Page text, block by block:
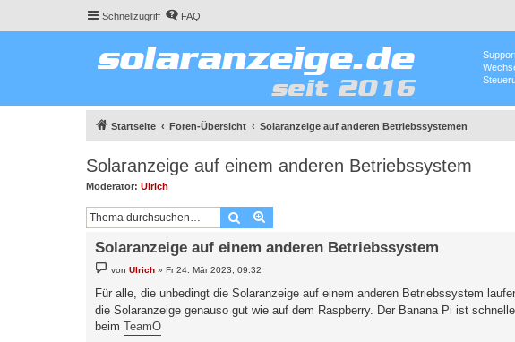
Schnellzugriff FAQ
Startseite Foren-Übersicht Solaranzeige auf anderen Betriebssystemen
Solaranzeige auf einem anderen Betriebssystem
Moderator: Ulrich
Suche
Solaranzeige auf einem anderen Betriebssystem
e
t
r
g
vonUlrich »Fr 24. Mär 2023, 09:32
Für alle, die unbedingt die Solaranzeige auf einem anderen Betriebssystem
die Solaranzeige genauso gut wie auf dem Raspberry. Der Banana Pi ist
beim TeamO